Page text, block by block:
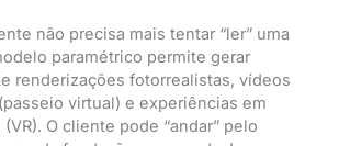
não precisa mais tentar “ler” uma
paramétrico permite gerar
renderizações fotorrealistas, vídeos
(passeio virtual) e experiências em
O cliente pode “andar” pelo